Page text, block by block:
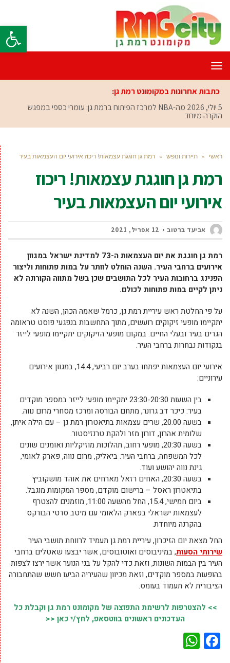
פתח
תפריט
כתבות אחרונות במקומונט רמת גן:
5 יולי, 2026
מה-NBA למרכז הפיתוח ברמת גן: עומרי כספי במפגש
הוקרה מיוחד
ראשי » תיירות ונופש » רמת גן חוגגת עצמאות! ריכוז אירועי יום העצמאות בעיר
רמת גן חוגגת עצמאות! ריכוז
אירועי יום העצמאות בעיר
אביעד ברטוב 12 אפריל, 2021
רמת גן חוגגת את יום העצמאות ה-73 למדינת ישראל במגוון
אירועים ברחבי העיר. השנה הוחלט לוותר על במות פתוחות וליצור
הפנינג ברחובות העיר לכל התושבים שכן בשל מתווה הקורונה לא
ניתן לקיים במות פתוחות לכולם.
על פי החלטת ראש עיריית רמת גן, כרמל שאמה הכהן, השנה לא
יתקיימו מופעי זיקוקים רועשים, מתוך התחשבות בנפגעי פוסט טראומה
הגרים בעיר ובעלי החיים. במקום מופעי הזיקוקים יתקיימו מופעי לייזר
בנקודות נבחרות ברחבי העיר.
אירועי יום העצמאות יפתחו בערב יום רביעי, 14.4, במגוון אירועים
עירוניים:
בין השעות 23:30-20:30 יתקיימו מופעי לייזר במספר מוקדים
בעיר: כיכר דב גרונר, מתחם הבורסה ומרכז מסחרי מרום נווה.
בשעה 20:00, שרים עצמאות בתיאטרון רמת גן – עם הילה איתן,
שלומית אהרון, דורון מזר ולהקת טרנזיסטור.
בשעה 20:30, מופעי רחוב, תהלוכות מוזיקליות ואומנים שונים
לכל המשפחה, ברחבי העיר: ביאליק, מרום נווה, פארק לאומי,
גינת נווה יהושע ועוד.
בשעה 20:30, האחים רזאל מארחים את אוהד מושקוביץ
בתיאטרון ראסל – ברישום מוקדם, מספר המקומות מוגבל.
ביום חמישי, 15.4, החל מהשעה 11:00, מוזמנים להצטרף
לעצמאות ישראלי בפארק הלאומי עם מיטב סרטי הבורקס
בהקרנה מיוחדת.
החל מצאת יום הזיכרון, עיריית רמת גן תעמיד לרווחת תושבי העיר
שירותי הסעות, במיניבוסים ואוטובוסים, אשר יבצעו שאטלים ברחבי
העיר בין הבמות השונות, וזאת כדי להקל על בני הנוער אשר ירצו לצפות
בהופעות במספר מוקדים, וזאת מכיוון שהעיריה הביעו חשש שהתחבורה
הציבורית לא תעמוד בעומס.
>> להצטרפות לרשימת התפוצה של מקומונט רמת גן וקבלת כל
העדכונים ראשונים בווטסאפ, לחץ/י כאן <<
Facebook